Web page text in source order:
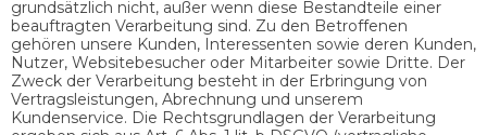
grundsätzlich nicht, außer wenn diese Bestandteile einer
beauftragten Verarbeitung sind. Zu den Betroffenen
gehören unsere Kunden, Interessenten sowie deren Kunden,
Nutzer, Websitebesucher oder Mitarbeiter sowie Dritte. Der
Zweck der Verarbeitung besteht in der Erbringung von
Vertragsleistungen, Abrechnung und unserem
Kundenservice. Die Rechtsgrundlagen der Verarbeitung